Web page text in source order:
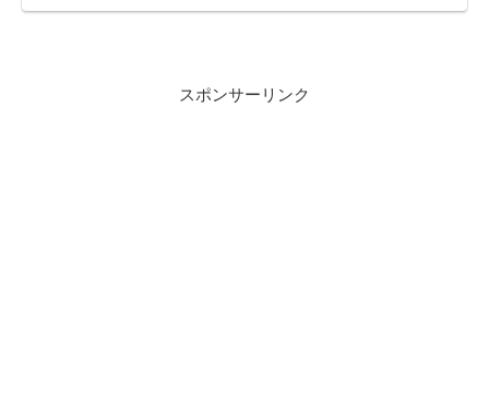
スポンサーリンク